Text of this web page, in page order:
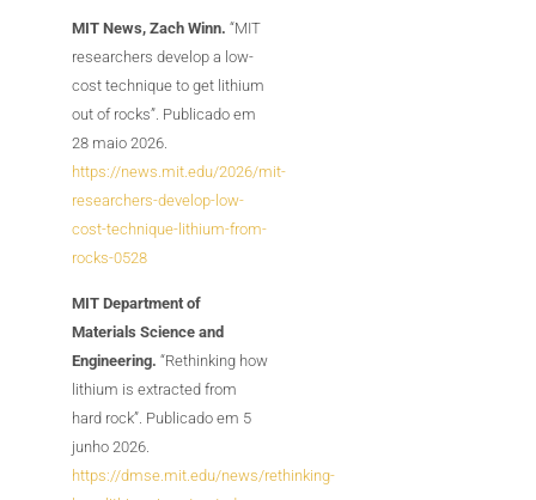
MIT News, Zach Winn. “MIT
researchers develop a low-
cost technique to get lithium
out of rocks”. Publicado em
28 maio 2026.
https://news.mit.edu/2026/mit-
researchers-develop-low-
cost-technique-lithium-from-
rocks-0528
MIT Department of
Materials Science and
Engineering. “Rethinking how
lithium is extracted from
hard rock”. Publicado em 5
junho 2026.
https://dmse.mit.edu/news/rethinking-